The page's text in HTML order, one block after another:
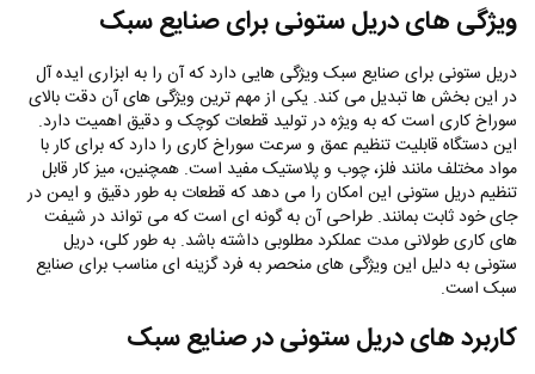
ویژگی‌ های دریل ستونی برای صنایع سبک
دریل ستونی برای صنایع سبک ویژگی‌ هایی دارد که آن را به ابزاری ایده‌ آل
در این بخش‌ ها تبدیل می‌ کند. یکی از مهم‌ ترین ویژگی‌ های آن دقت بالای
سوراخ کاری است که به‌ ویژه در تولید قطعات کوچک و دقیق اهمیت دارد.
این دستگاه قابلیت تنظیم عمق و سرعت سوراخ کاری را دارد که برای کار با
مواد مختلف مانند فلز، چوب و پلاستیک مفید است. همچنین، میز کار قابل
تنظیم دریل ستونی این امکان را می‌ دهد که قطعات به‌ طور دقیق و ایمن در
جای خود ثابت بمانند. طراحی آن به گونه‌ ای است که می‌ تواند در شیفت‌
های کاری طولانی‌ مدت عملکرد مطلوبی داشته باشد. به طور کلی، دریل
ستونی به دلیل این ویژگی‌ های منحصر به فرد گزینه‌ ای مناسب برای صنایع
سبک است.
کاربرد های دریل ستونی در صنایع سبک